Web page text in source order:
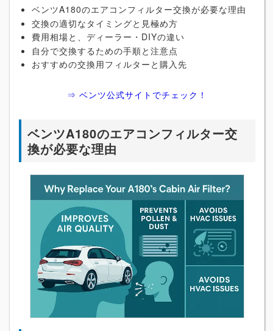
ベンツA180のエアコンフィルター交換が必要な理由
交換の適切なタイミングと見極め方
費用相場と、ディーラー・DIYの違い
自分で交換するための手順と注意点
おすすめの交換用フィルターと購入先
⇒ ベンツ公式サイトでチェック！
ベンツA180のエアコンフィルター交
換が必要な理由